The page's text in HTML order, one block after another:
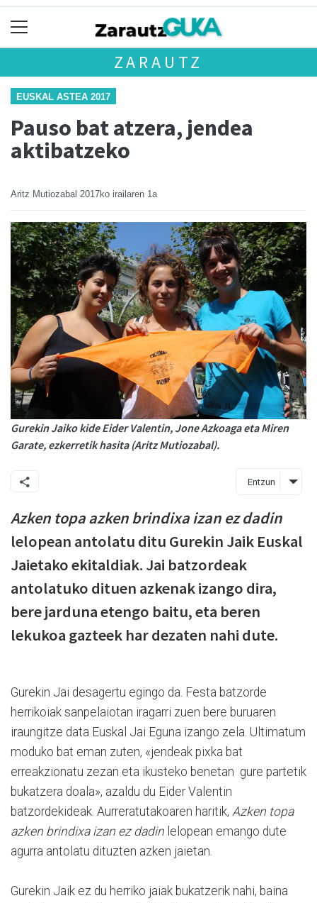
ZARAUTZ
EUSKAL ASTEA 2017
Pauso bat atzera, jendea
aktibatzeko
Aritz Mutiozabal 2017ko irailaren 1a
Gurekin Jaiko kide Eider Valentin, Jone Azkoaga eta Miren
Garate, ezkerretik hasita (Aritz Mutiozabal).
Entzun
Azken topa azken brindixa izan ez dadin
lelopean antolatu ditu Gurekin Jaik Euskal
Jaietako ekitaldiak. Jai batzordeak
antolatuko dituen azkenak izango dira,
bere jarduna etengo baitu, eta beren
lekukoa gazteek har dezaten nahi dute.
Gurekin Jai desagertu egingo da. Festa batzorde
herrikoiak sanpelaiotan iragarri zuen be­re buruaren
iraun­gitze da­ta Euskal Jai Eguna izango zela. Ultimatum
moduko bat eman zuten, «jendeak pixka bat
erreakzionatu zezan eta ikusteko benetan gure partetik
bukatzera doala», azaldu du Eider Valentin
batzordekideak. Aurreratutakoaren haritik, Azken topa
azken brindixa izan ez dadin lelopean emango dute
agurra antolatu dituzten azken jaietan.
Gurekin Jaik ez du herriko jaiak bukatzerik nahi, baina